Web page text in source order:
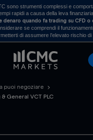
sono strumenti complessi e
rapidi a causa della leva
denaro quando fa trading su CFD o
se comprendi il
di assumere l’elevato rischio di
puoi negoziare
General VCT PLC